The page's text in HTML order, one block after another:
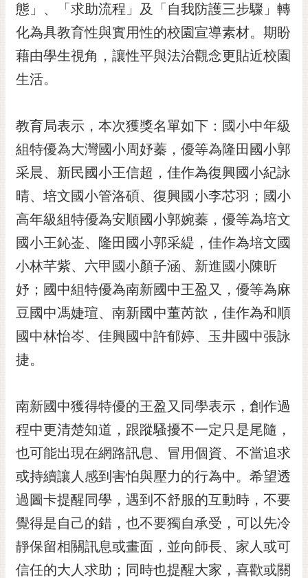
本
語
隱
私
權
安
全
政
策
網
站
資
料
開
放
宣
告
市
交
置
態」、「求助流程」及「自我防護三步驟」轉
化為具教育性與實用性的校園宣導素材。期盼
藉由學生視角，讓性平與法治觀念更貼近校園
生活。
教育局表示，本次獲獎名單如下：國小中年級
組特優為大灣國小周妤蓁，優等為隆田國小郭
采晨、新民國小王信超，佳作為復興國小紀詠
晴、培文國小管洛碩、復興國小李芯羽；國小
高年級組特優為安順國小郭婉蓁，優等為培文
國小王鈊崟、隆田國小郭采緹，佳作為培文國
小林芊紫、六甲國小顏子涵、新進國小陳昕
妤；國中組特優為南新國中王盈又，優等為麻
豆國中馮婕瑄、南新國中董芮歆，佳作為和順
國中林怡岑、佳興國中許郁婷、玉井國中張詠
捷。
南新國中獲得特優的王盈又同學表示，創作過
程中更清楚知道，跟蹤騷擾不一定只是尾隨，
也可能出現在網路訊息、冒用個資、不當追求
或持續讓人感到害怕與壓力的行為中。希望透
過圖卡提醒同學，遇到不舒服的互動時，不要
覺得是自己的錯，也不要獨自承受，可以先冷
靜保留相關訊息或畫面，並向師長、家人或可
信任的大人求助；同時也提醒大家，喜歡或關